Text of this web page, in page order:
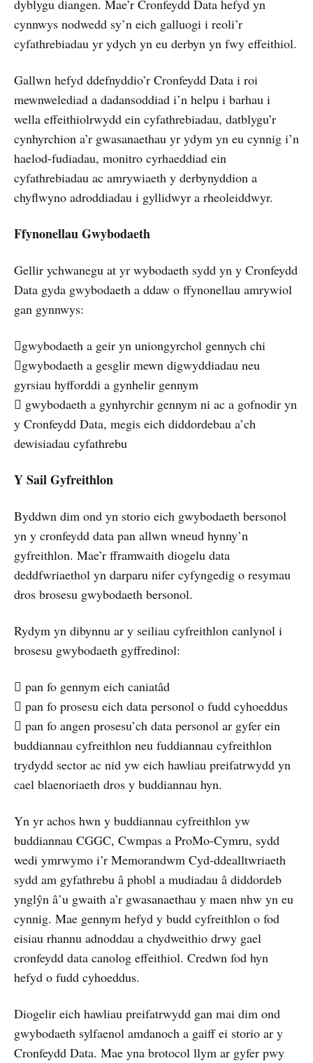
dyblygu diangen. Mae’r Cronfeydd Data hefyd yn
cynnwys nodwedd sy’n eich galluogi i reoli’r
cyfathrebiadau yr ydych yn eu derbyn yn fwy effeithiol.
Gallwn hefyd ddefnyddio’r Cronfeydd Data i roi
mewnwelediad a dadansoddiad i’n helpu i barhau i
wella effeithiolrwydd ein cyfathrebiadau, datblygu’r
cynhyrchion a’r gwasanaethau yr ydym yn eu cynnig i’n
haelod-fudiadau, monitro cyrhaeddiad ein
cyfathrebiadau ac amrywiaeth y derbynyddion a
chyflwyno adroddiadau i gyllidwyr a rheoleiddwyr.
Ffynonellau Gwybodaeth
Gellir ychwanegu at yr wybodaeth sydd yn y Cronfeydd
Data gyda gwybodaeth a ddaw o ffynonellau amrywiol
gan gynnwys:
gwybodaeth a geir yn uniongyrchol gennych chi
gwybodaeth a gesglir mewn digwyddiadau neu
gyrsiau hyfforddi a gynhelir gennym
 gwybodaeth a gynhyrchir gennym ni ac a gofnodir yn
y Cronfeydd Data, megis eich diddordebau a’ch
dewisiadau cyfathrebu
Y Sail Gyfreithlon
Byddwn dim ond yn storio eich gwybodaeth bersonol
yn y cronfeydd data pan allwn wneud hynny’n
gyfreithlon. Mae’r fframwaith diogelu data
deddfwriaethol yn darparu nifer cyfyngedig o resymau
dros brosesu gwybodaeth bersonol.
Rydym yn dibynnu ar y seiliau cyfreithlon canlynol i
brosesu gwybodaeth gyffredinol:
 pan fo gennym eich caniatâd
 pan fo prosesu eich data personol o fudd cyhoeddus
 pan fo angen prosesu’ch data personol ar gyfer ein
buddiannau cyfreithlon neu fuddiannau cyfreithlon
trydydd sector ac nid yw eich hawliau preifatrwydd yn
cael blaenoriaeth dros y buddiannau hyn.
Yn yr achos hwn y buddiannau cyfreithlon yw
buddiannau CGGC, Cwmpas a ProMo-Cymru, sydd
wedi ymrwymo i’r Memorandwm Cyd-ddealltwriaeth
sydd am gyfathrebu â phobl a mudiadau â diddordeb
ynglŷn â’u gwaith a’r gwasanaethau y maen nhw yn eu
cynnig. Mae gennym hefyd y budd cyfreithlon o fod
eisiau rhannu adnoddau a chydweithio drwy gael
cronfeydd data canolog effeithiol. Credwn fod hyn
hefyd o fudd cyhoeddus.
Diogelir eich hawliau preifatrwydd gan mai dim ond
gwybodaeth sylfaenol amdanoch a gaiff ei storio ar y
Cronfeydd Data. Mae yna brotocol llym ar gyfer pwy